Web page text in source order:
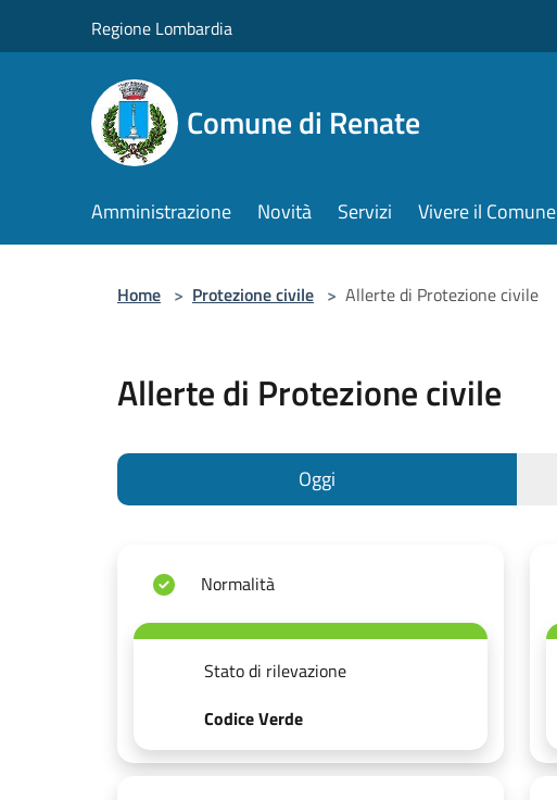
Regione Lombardia
Comune di Renate
Amministrazione Novità Servizi Vivere il Comune
Home > Protezione civile > Allerte di Protezione civile
Allerte di Protezione civile
Oggi
Normalità
Stato di rilevazione
Codice Verde